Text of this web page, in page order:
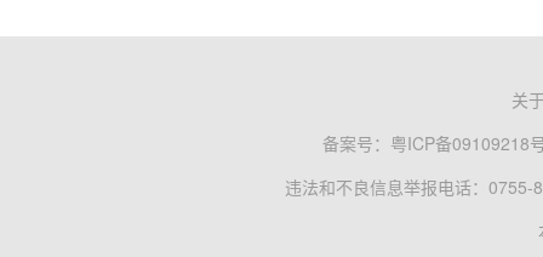
关
备案号： 粤ICP备09109218
违法和不良信息举报电话：0755-